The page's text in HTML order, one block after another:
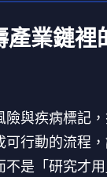
產業鏈裡
險與疾病標記
可行動的流程
不是「研究才